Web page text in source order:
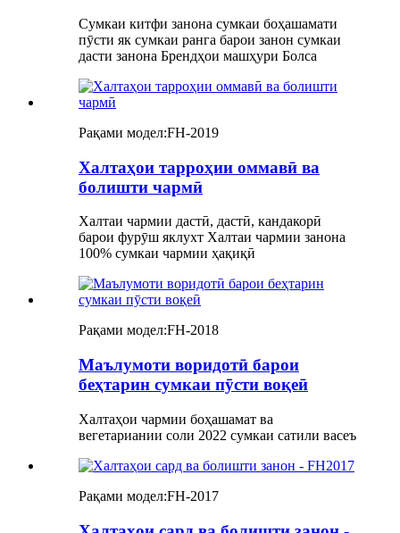
Сумкаи китфи занона сумкаи боҳашамати
пӯсти як сумкаи ранга барои занон сумкаи
дасти занона Брендҳои машҳури Болса
Рақами модел:FH-2019
Халтаҳои тарроҳии оммавӣ ва
болишти чармӣ
Халтаи чармии дастӣ, дастӣ, кандакорӣ
барои фурӯш яклухт Халтаи чармии занона
100% сумкаи чармии ҳақиқӣ
Рақами модел:FH-2018
Маълумоти воридотӣ барои
беҳтарин сумкаи пӯсти воқеӣ
Халтаҳои чармии боҳашамат ва
вегетариании соли 2022 сумкаи сатили васеъ
Рақами модел:FH-2017